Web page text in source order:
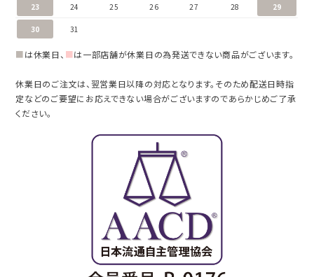
23 24 25 26 27 28 29
30 31
■は休業日、 ■は一部店舗が休業日の為発送できない商品がございます。
休業日のご注文は、翌営業日以降の対応となります。そのため配送日時指
定などのご要望にお応えできない場合がございますのであらかじめご了承
ください。